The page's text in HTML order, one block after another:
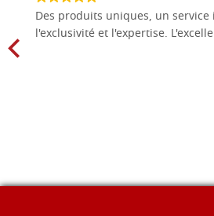
Des produits uniques, un
l'exclusivité et l'expertise.